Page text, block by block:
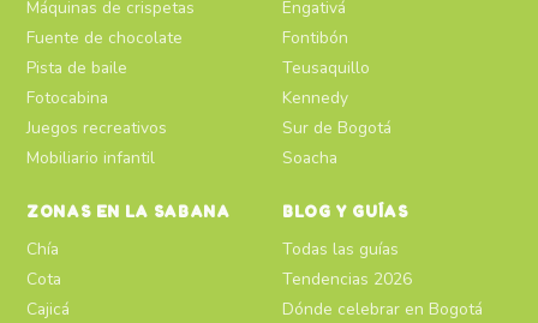
Máquinas de crispetas
Fuente de chocolate
Pista de baile
Fotocabina
Juegos recreativos
Mobiliario infantil
Engativá
Fontibón
Teusaquillo
Kennedy
Sur de Bogotá
Soacha
ZONAS EN LA SABANA
Chía
Cota
Cajicá
BLOG Y GUÍAS
Todas las guías
Tendencias 2026
Dónde celebrar en Bogotá